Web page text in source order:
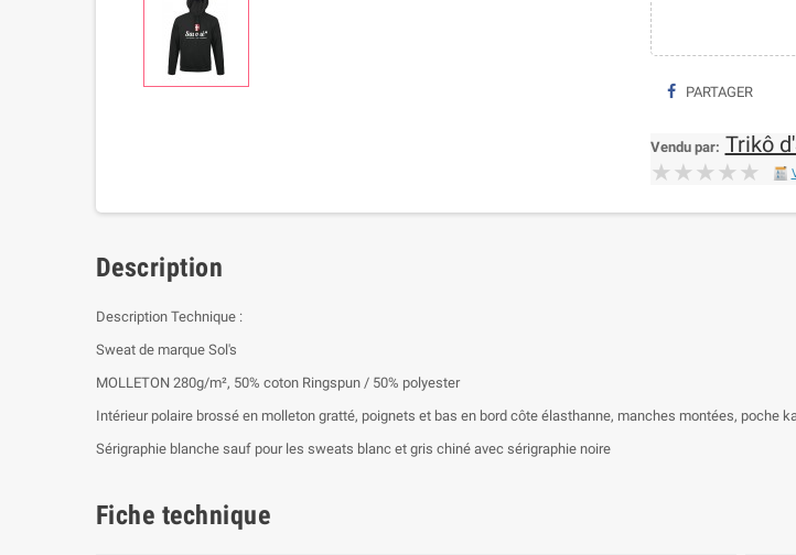
PARTAGER
Vendu par: Trikô
★★★★★
★★★★★
Description
Description Technique :
Sweat de marque Sol's
MOLLETON 280g/m², 50% coton Ringspun / 50% polyester
Intérieur polaire brossé en molleton gratté, poignets et bas en bord côte élasthanne, manches montées, poche
Sérigraphie blanche sauf pour les sweats blanc et gris chiné avec sérigraphie noire
Fiche technique